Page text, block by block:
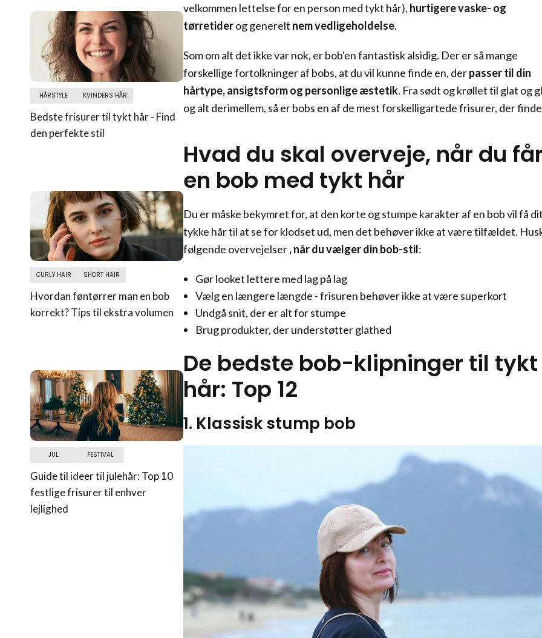
HÅRSTYLE KVINDERS HÅR
Bedste frisurer til tykt hår - Find
den perfekte stil
CURLY HAIR SHORT HAIR
Hvordan føntørrer man en bob
korrekt? Tips til ekstra volumen
JUL FESTIVAL
Guide til ideer til julehår: Top 10
festlige frisurer til enhver
lejlighed
velkommen lettelse for en person med tykt hår), hurtigere vaske- og
tørretiderog generelt nem vedligeholdelse.
Som om alt det ikke var nok, er bob'en fantastisk alsidig. Der er så mange
forskellige fortolkninger af bobs, at du vil kunne finde en, derpasser til din
hårtype, ansigtsform og personlige æstetik. Fra sødt og krøllet til glat og
og alt derimellem, så er bobs en af de mest forskelligartede frisurer, der
Hvad du skal overveje, når du
en bob med tykt hår
Du er måske bekymret for, at den korte og stumpe karakter af en bob vil få
tykke hår til at se for klodset ud, men det behøver ikke at være tilfældet.
følgende overvejelser, når du vælger din bob-stil:
Gør looket lettere med lag på lag
Vælg en længere længde - frisuren behøver ikke at være superkort
Undgå snit, der er alt for stumpe
Brug produkter, der understøtter glathed
De bedste bob-klipninger til tykt
hår: Top 12
1. Klassisk stump bob